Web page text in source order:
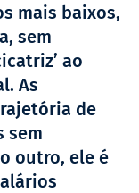
mais baixos,
sem
ao
As
de
sem
outro, ele é